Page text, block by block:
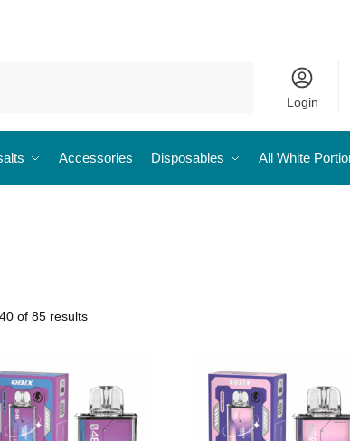
Login
Accessories Disposables All White
of 85 results